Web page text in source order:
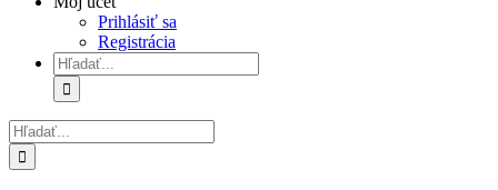
Prihlásiť sa
Registrácia
Hľadať:
Hľadať: